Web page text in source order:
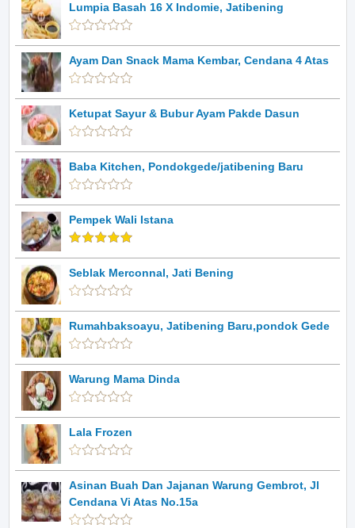
Lumpia Basah 16 X Indomie, Jatibening
Ayam Dan Snack Mama Kembar, Cendana 4 Atas
Ketupat Sayur & Bubur Ayam Pakde Dasun
Baba Kitchen, Pondokgede/jatibening Baru
Pempek Wali Istana
Seblak Merconnal, Jati Bening
Rumahbaksoayu, Jatibening Baru,pondok Gede
Warung Mama Dinda
Lala Frozen
Asinan Buah Dan Jajanan Warung Gembrot, Jl
Cendana Vi Atas No.15a